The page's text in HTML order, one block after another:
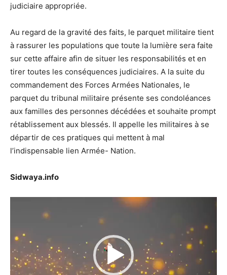
judiciaire appropriée.
Au regard de la gravité des faits, le parquet militaire tient
à rassurer les populations que toute la lumière sera faite
sur cette affaire afin de situer les responsabilités et en
tirer toutes les conséquences judiciaires. A la suite du
commandement des Forces Armées Nationales, le
parquet du tribunal militaire présente ses condoléances
aux familles des personnes décédées et souhaite prompt
rétablissement aux blessés. Il appelle les militaires à se
départir de ces pratiques qui mettent à mal
l’indispensable lien Armée- Nation.
Sidwaya.info
Lecteur